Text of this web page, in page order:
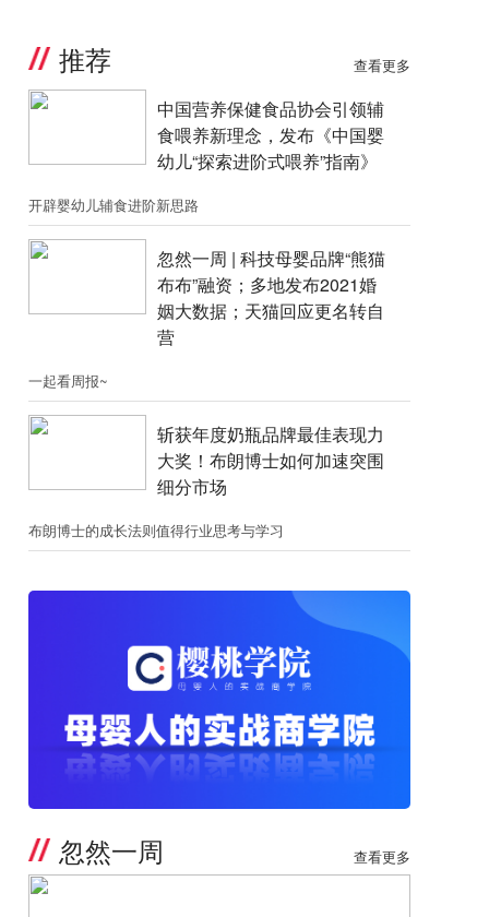
推荐 查看更多
中国营养保健食品协会引领辅
食喂养新理念，发布《中国婴
幼儿“探索进阶式喂养”指南》
开辟婴幼儿辅食进阶新思路
忽然一周 |​​ 科技母婴品牌“熊猫
布布”融资；​多地发布2021婚
姻大数据；天猫回应更名转自
营
一起看周报~
斩获年度奶瓶品牌最佳表现力
大奖！布朗博士如何加速突围
细分市场
布朗博士的成长法则值得行业思考与学习
忽然一周 查看更多